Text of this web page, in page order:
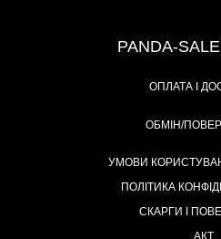
PANDA-
ОПЛАТА І
ОБМІН/
УМОВИ
ПОЛІТИКА
СКАРГИ І